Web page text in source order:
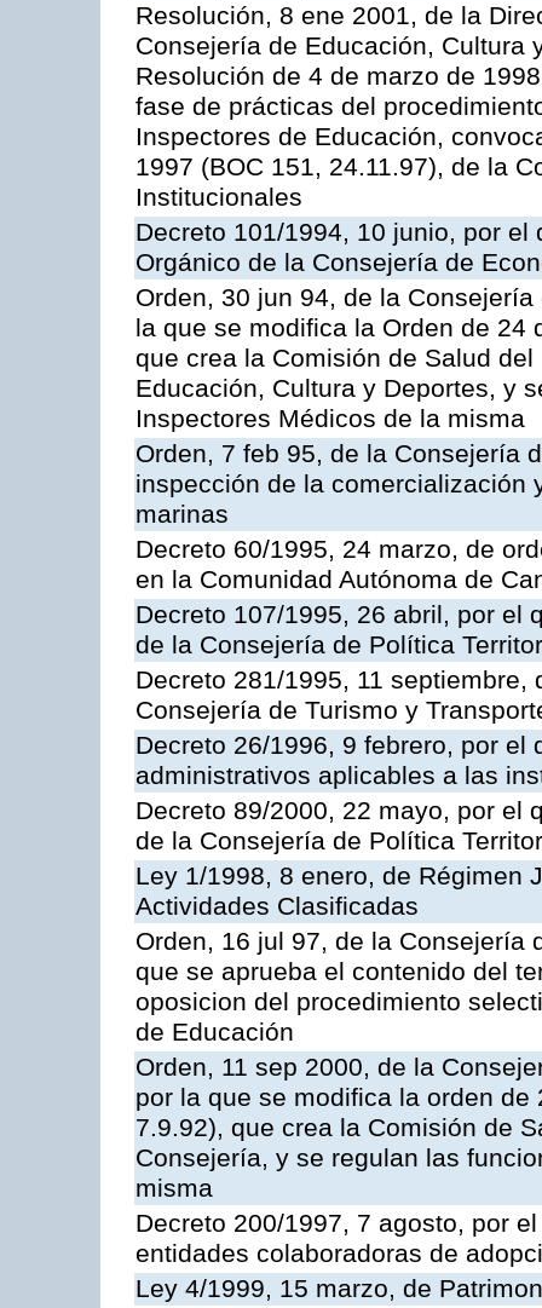
Resolución, 8 ene 2001, de la
Consejería de Educación, Cultura
Resolución de 4 de marzo de
fase de prácticas del
Inspectores de Educación,
1997 (BOC 151, 24.11.97), de la
Institucionales
Decreto 101/1994, 10 junio, por
Orgánico de la Consejería de
Orden, 30 jun 94, de la
la que se modifica la Orden de 24
que crea la Comisión de Salud
Educación, Cultura y Deportes, y
Inspectores Médicos de la misma
Orden, 7 feb 95, de la Consejería
inspección de la comercialización
marinas
Decreto 60/1995, 24 marzo, de
en la Comunidad Autónoma de
Decreto 107/1995, 26 abril, por el
de la Consejería de Política
Decreto 281/1995, 11
Consejería de Turismo y
Decreto 26/1996, 9 febrero, por
administrativos aplicables a las
Decreto 89/2000, 22 mayo, por el
de la Consejería de Política
Ley 1/1998, 8 enero, de Régimen
Actividades Clasificadas
Orden, 16 jul 97, de la Consejería
que se aprueba el contenido del
oposicion del procedimiento
de Educación
Orden, 11 sep 2000, de la
por la que se modifica la orden
7.9.92), que crea la Comisión de
Consejería, y se regulan las
misma
Decreto 200/1997, 7 agosto, por
entidades colaboradoras de
Ley 4/1999, 15 marzo, de